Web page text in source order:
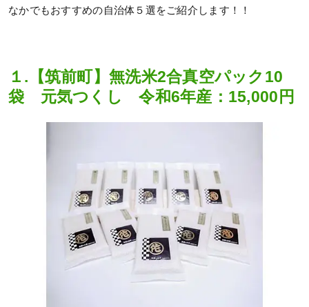
なかでもおすすめの自治体５選をご紹介します！！
１.【筑前町】無洗米2合真空パック10
袋 元気つくし 令和6年産：15,000円